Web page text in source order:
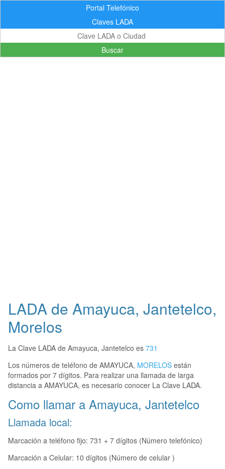
Portal Telefónico
Claves LADA
Buscar
LADA de Amayuca, Jantetelco,
Morelos
La Clave LADA de Amayuca, Jantetelco es 731
Los números de teléfono de AMAYUCA, MORELOS están
formados por 7 dígitos. Para realizar una llamada de larga
distancia a AMAYUCA, es necesario conocer La Clave LADA.
Como llamar a Amayuca, Jantetelco
Llamada local:
Marcación a teléfono fijo: 731 + 7 dígitos (Número telefónico)
Marcación a Celular: 10 dígitos (Número de celular )